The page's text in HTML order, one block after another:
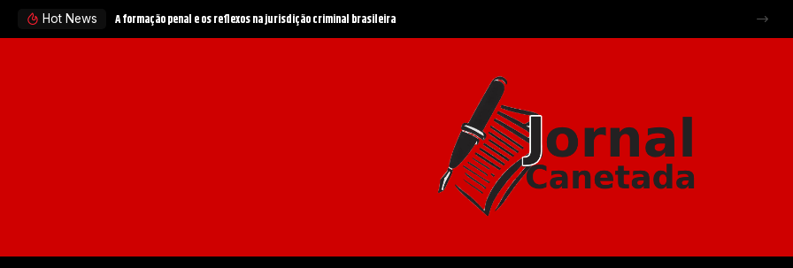
Hot News A Sigma Educação esclarece a relação entre a leitura e o desempenho escolar